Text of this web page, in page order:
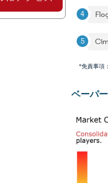
*免責事項
ベーパ